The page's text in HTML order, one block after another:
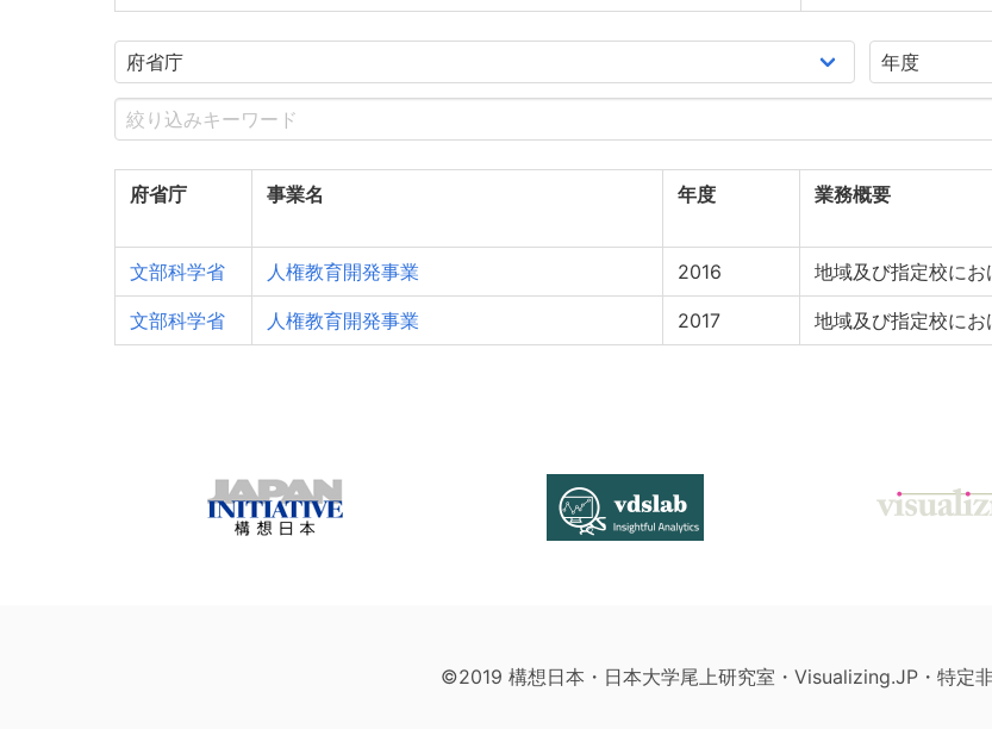
府省庁 事業名 年度 業務概要
文部科学省 人権教育開発事業 2016 地域及び指定校に
文部科学省 人権教育開発事業 2017 地域及び指定校に
©2019 構想日本・日本大学尾上研究室・Visualizing.JP・特定